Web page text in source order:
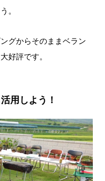
。
グからそのままベラン
好評です。
用しよう！